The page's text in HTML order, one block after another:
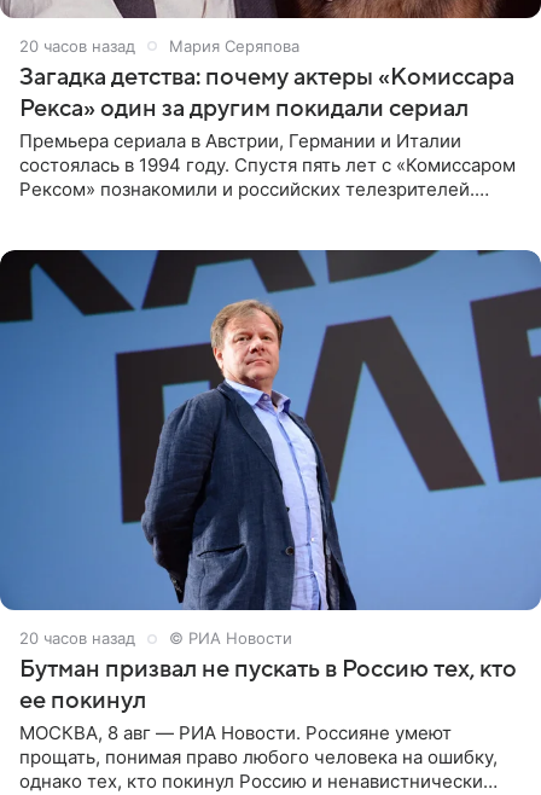
20 часов назад Мария Серяпова
Загадка детства: почему актеры «Комиссара
Рекса» один за другим покидали сериал
Премьера сериала в Австрии, Германии и Италии
состоялась в 1994 году. Спустя пять лет с «Комиссаром
Рексом» познакомили и российских телезрителей.
20 часов назад © РИА Новости
Бутман призвал не пускать в Россию тех, кто
ее покинул
МОСКВА, 8 авг — РИА Новости. Россияне умеют
прощать, понимая право любого человека на ошибку,
однако тех, кто покинул Россию и ненавистнически